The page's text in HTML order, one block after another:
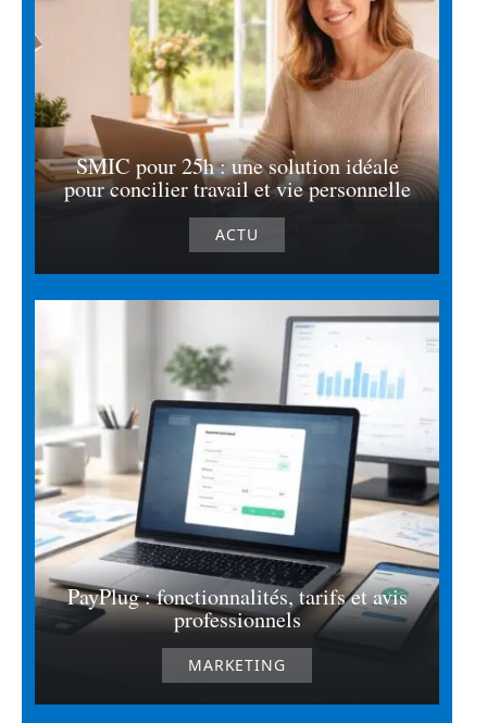
SMIC pour 25h : une solution idéale
pour concilier travail et vie personnelle
ACTU
PayPlug : fonctionnalités, tarifs et avis
professionnels
MARKETING